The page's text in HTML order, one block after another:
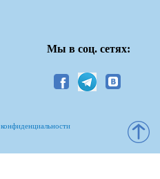
Мы в соц. сетях: